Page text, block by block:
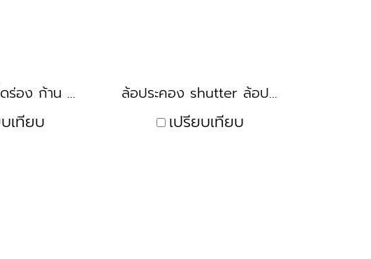
ก้านล้อประตูยืดร่อง ก้าน shutter
เทียบ
ล้อประคอง shutter ล้อประตูยืดร่อง
เปรียบเทียบ